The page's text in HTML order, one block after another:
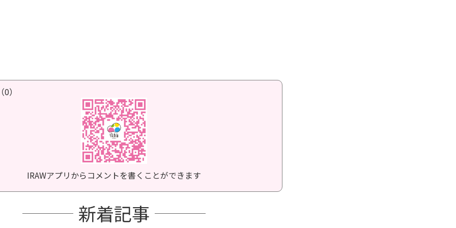
）
IRAWアプリからコメントを書くことができます
新着記事